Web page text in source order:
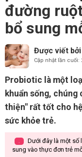
đường
bổ sung
Được viết bởi
Cập nhật lần cuối:
Probiotic là một
khuẩn sống,
thiện" rất tốt cho
sức khỏe trẻ.
.
Dưới đây là một
sung vào thực đơn trẻ